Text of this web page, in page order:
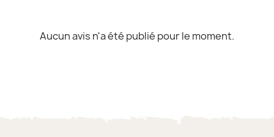
Aucun avis n'a été publié pour le moment.